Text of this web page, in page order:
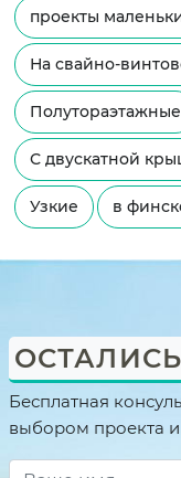
проекты
На свайно-
Полутораэтажные
С двускатной
Узкие в
Бесплатная
выбором проекта